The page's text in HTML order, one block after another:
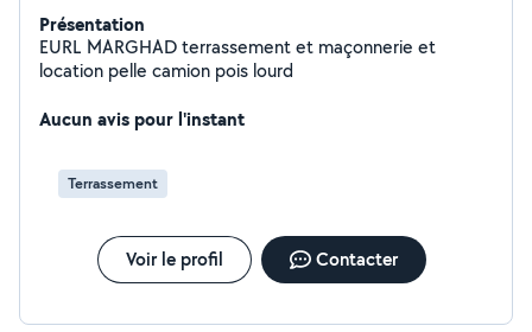
Présentation
EURL MARGHAD terrassement et maçonnerie et
location pelle camion pois lourd
Aucun avis pour l'instant
Terrassement
Voir le profil Contacter